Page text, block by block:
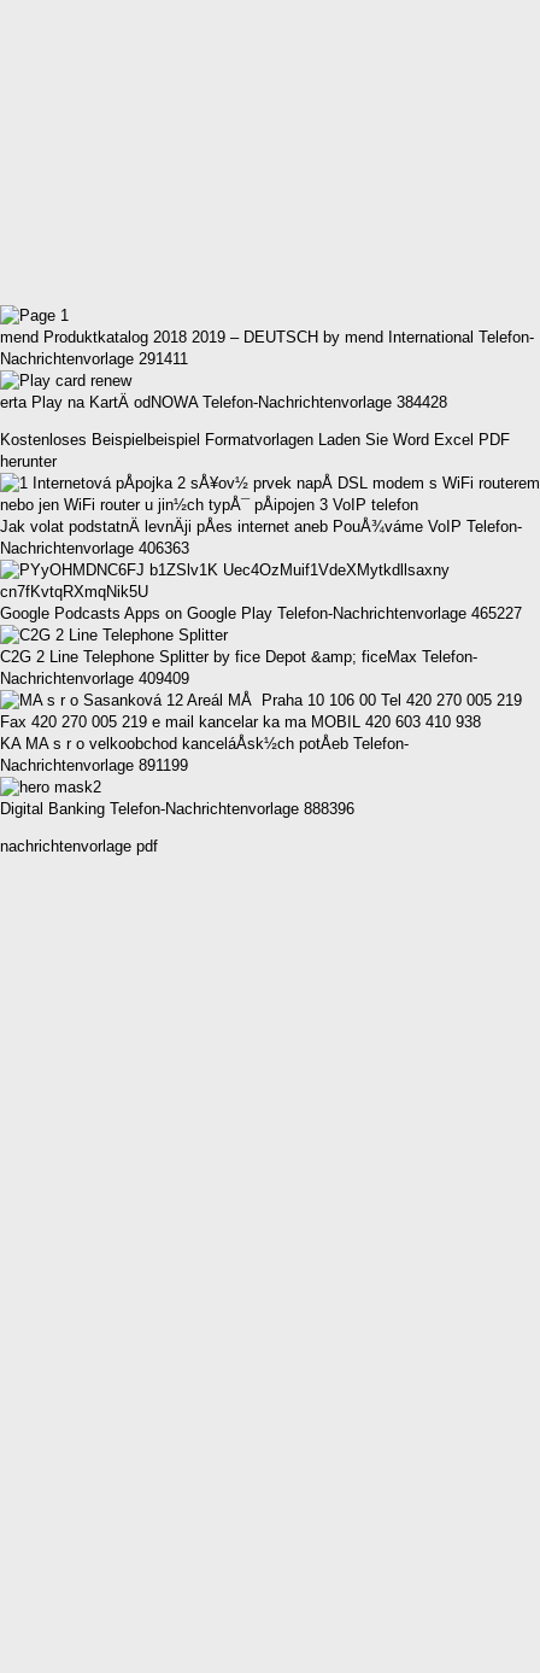
mend Produktkatalog 2018 2019 – DEUTSCH by mend International Telefon-
Nachrichtenvorlage 291411
erta Play na KartÄ odNOWA Telefon-Nachrichtenvorlage 384428
Kostenloses Beispielbeispiel Formatvorlagen Laden Sie Word Excel PDF
herunter
Jak volat podstatnÄ levnÄji pÅes internet aneb PouÅ¾­váme VoIP Telefon-
Nachrichtenvorlage 406363
Google Podcasts Apps on Google Play Telefon-Nachrichtenvorlage 465227
C2G 2 Line Telephone Splitter by fice Depot &amp; ficeMax Telefon-
Nachrichtenvorlage 409409
KA MA s r o velkoobchod kanceláÅsk½ch potÅeb Telefon-
Nachrichtenvorlage 891199
Digital Banking Telefon-Nachrichtenvorlage 888396
nachrichtenvorlage pdf